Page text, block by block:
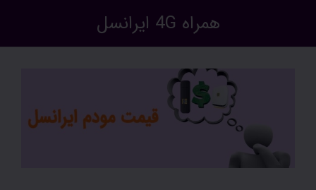
همراه 4G ایرانسل